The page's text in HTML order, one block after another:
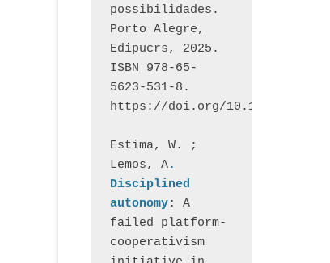
possibilidades.
Porto Alegre,
Edipucrs, 2025.
ISBN 978-65-
5623-531-8.
https://doi.org/10.15448/1877.3
Estima, W. ;
Lemos, A.
Disciplined
autonomy: A
failed platform-
cooperativism